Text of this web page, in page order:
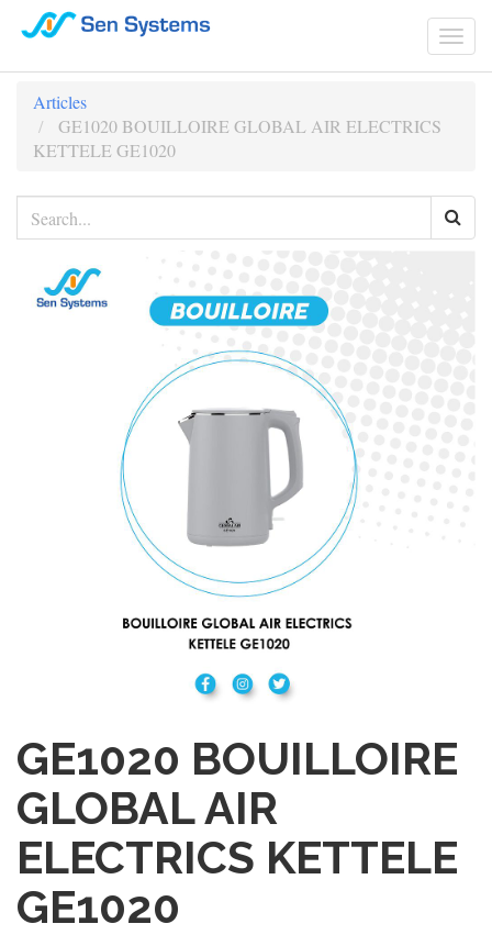
Articles
GE1020 BOUILLOIRE GLOBAL AIR ELECTRICS
KETTELE GE1020
GE1020 BOUILLOIRE
GLOBAL AIR
ELECTRICS KETTELE
GE1020